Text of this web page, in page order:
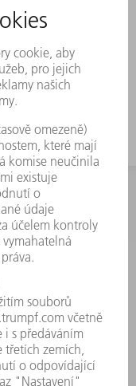
pracovní